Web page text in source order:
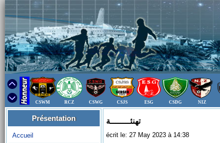
CSWM RCZ CSWG CSJS ESG CSDG NIZ
Présentation
Accueil
تهنئــــــــة
écrit le: 27 May 2023 à 14:38